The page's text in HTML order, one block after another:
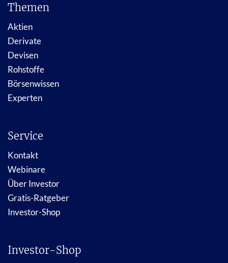
Themen
Aktien
Derivate
Devisen
Rohstoffe
Börsenwissen
Experten
Service
Kontakt
Webinare
Über Investor
Gratis-Ratgeber
Investor-Shop
Investor-Shop